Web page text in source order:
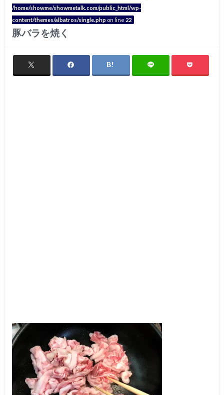
/home/showme/showmetalk.com/public_html/wp-
content/themes/albatros/single.php on line 22
豚バラを焼く